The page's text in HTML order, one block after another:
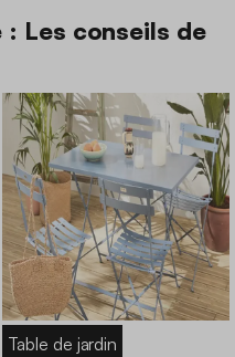
: Les conseils de
Table de jardin